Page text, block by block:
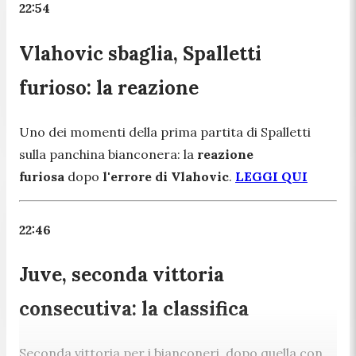
22:54
Vlahovic sbaglia, Spalletti
furioso: la reazione
Uno dei momenti della prima partita di Spalletti
sulla panchina bianconera: la reazione
furiosa dopo l'errore di Vlahovic. LEGGI QUI
22:46
Juve, seconda vittoria
consecutiva: la classifica
Seconda vittoria per i bianconeri, dopo quella con